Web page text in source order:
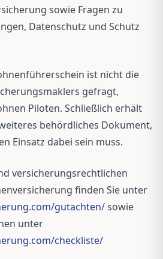
sowie Fragen zu
Datenschutz und Schutz
ist nicht die
gefragt,
Piloten. Schließlich erhält
behördliches Dokument,
Einsatz dabei sein muss.
versicherungsrechtlichen
finden Sie unter
gutachten/sowie
unter
checkliste/